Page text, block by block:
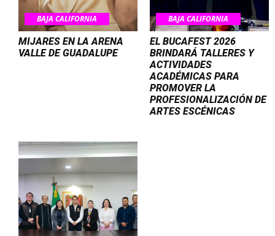
BAJA CALIFORNIA
MIJARES EN LA ARENA
VALLE DE GUADALUPE
BAJA CALIFORNIA
EL BUCAFEST 2026
BRINDARÁ TALLERES Y
ACTIVIDADES
ACADÉMICAS PARA
PROMOVER LA
PROFESIONALIZACIÓN DE
ARTES ESCÉNICAS